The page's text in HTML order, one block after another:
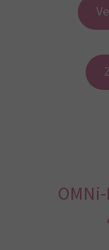
OMNi-